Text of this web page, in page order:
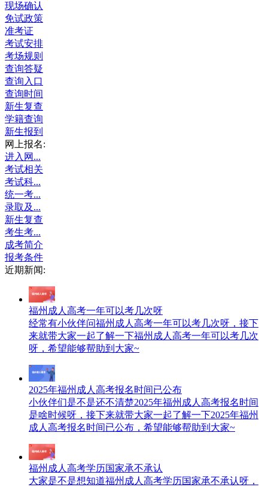
现场确认
免试政策
准考证
考试安排
考场规则
查询答疑
查询入口
查询时间
新生复查
学籍查询
新生报到
网上报名:
进入网...
考试相关
考试科...
统一考...
录取及...
新生复查
考生考...
成考简介
报考条件
近期新闻:
福州成人高考一年可以考几次呀
经常有小伙伴问福州成人高考一年可以考几次呀，接下
来就带大家一起了解一下福州成人高考一年可以考几次
呀，希望能够帮助到大家~
2025年福州成人高考报名时间已公布
小伙伴们是不是还不清楚2025年福州成人高考报名时间
是啥时候呀，接下来就带大家一起了解一下2025年福州
成人高考报名时间已公布，希望能够帮助到大家~
福州成人高考学历国家承不承认
大家是不是想知道福州成人高考学历国家承不承认呀，